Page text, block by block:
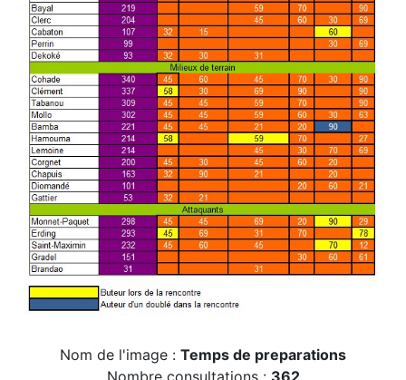
Nom de l'image : Temps de preparations
Nombre consultations : 362